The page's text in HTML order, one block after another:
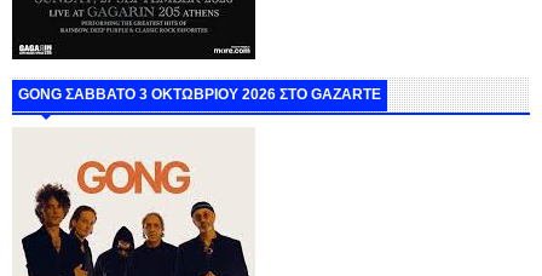
GONG ΣΑΒΒΑΤΟ 3 ΟΚΤΩΒΡΙΟΥ 2026 ΣΤΟ GAZARTE